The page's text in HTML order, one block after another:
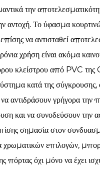
την
αντοχή. Το ύφασμα
να αντισταθεί
χρήση είναι ακόμα
κλείστρου από PVC
κατά της σύγκρουσης,
να αντιδράσουν γρήγορα
και να συνοδεύσουν την
σημασία στον
χρωματικών επιλογών,
όχι μόνο να έχει